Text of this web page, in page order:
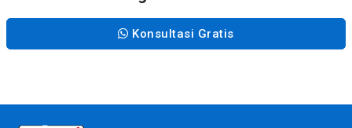
Konsultasi Gratis